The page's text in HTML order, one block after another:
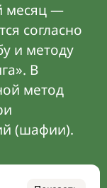
месяц —
согласно
и методу
В
метод
(шафии).